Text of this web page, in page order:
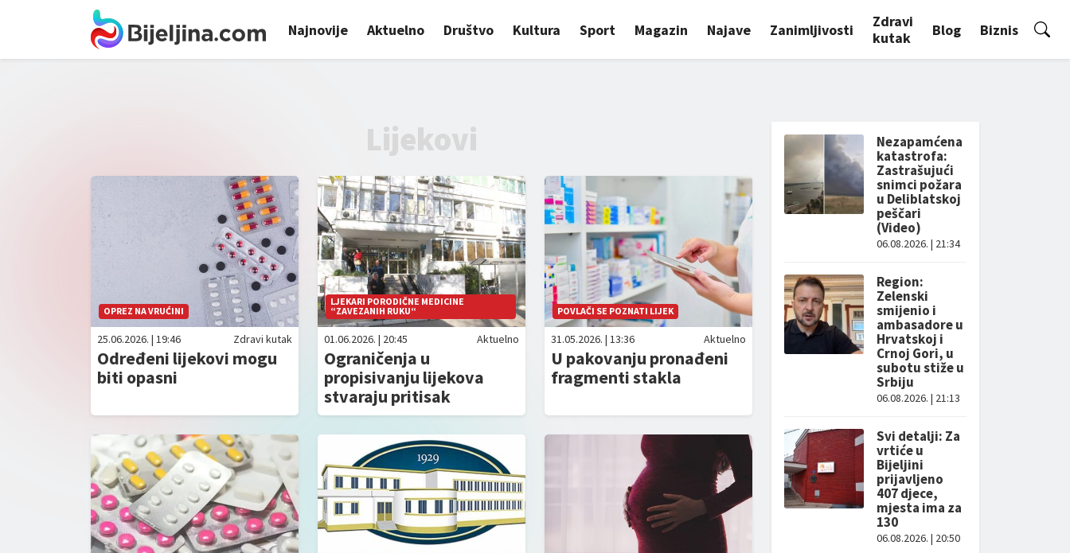
Najnovije Aktuelno Društvo Kultura Sport Magazin Najave Zanimljivosti
Zdravi
kutak
Blog Biznis
Lijekovi
OPREZ NA VRUĆINI
25.06.2026. | 19:46 Zdravi kutak
Određeni lijekovi mogu
biti opasni
LJEKARI PORODIČNE MEDICINE
“ZAVEZANIH RUKU“
01.06.2026. | 20:45 Aktuelno
Ograničenja u
propisivanju lijekova
stvaraju pritisak
POVLAČI SE POZNATI LIJEK
31.05.2026. | 13:36 Aktuelno
U pakovanju pronađeni
fragmenti stakla
Nezapamćena
katastrofa:
Zastrašujući
snimci požara
u Deliblatskoj
peščari
(Video)
06.08.2026. | 21:34
Region:
Zelenski
smijenio i
ambasadore u
Hrvatskoj i
Crnoj Gori, u
subotu stiže u
Srbiju
06.08.2026. | 21:13
Svi detalji: Za
vrtiće u
Bijeljini
prijavljeno
407 djece,
mjesta ima za
130
06.08.2026. | 20:50